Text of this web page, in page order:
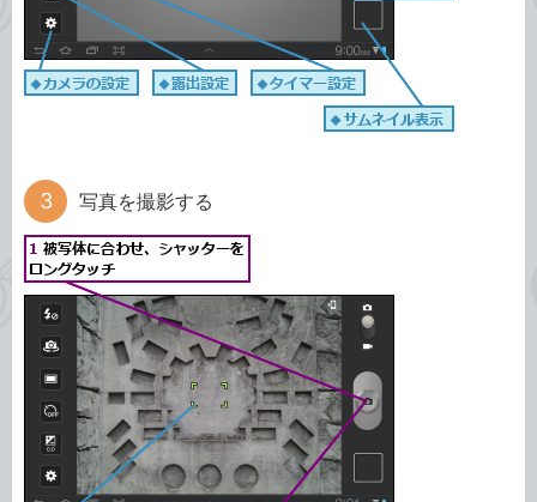
写真を撮影する